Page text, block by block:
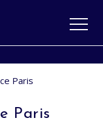
Paris
Paris